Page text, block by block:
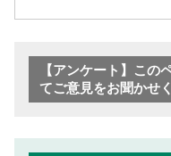
【アンケート】この
てご意見をお聞かせ